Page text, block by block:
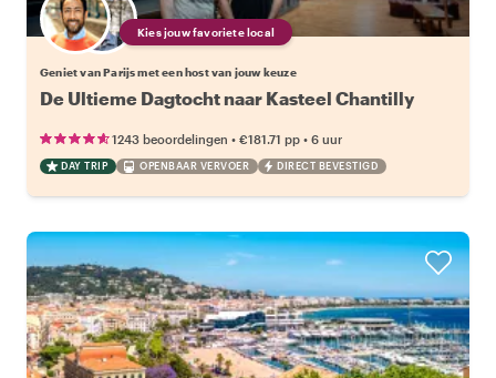
Kies jouw favoriete local
Geniet van Parijs met een host van jouw keuze
De Ultieme Dagtocht naar Kasteel Chantilly
1243 beoordelingen • €181.71 pp • 6 uur
DAY TRIP OPENBAAR VERVOER DIRECT BEVESTIGD